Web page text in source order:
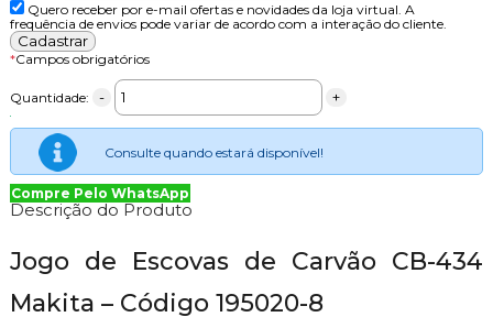
Quero receber por e-mail ofertas e novidades da loja virtual. A
frequência de envios pode variar de acordo com a interação do cliente.
*Campos obrigatórios
Quantidade: - +
Consulte quando estará disponível!
Compre Pelo WhatsApp
Descrição do Produto
Jogo de Escovas de Carvão CB-434
Makita – Código 195020-8